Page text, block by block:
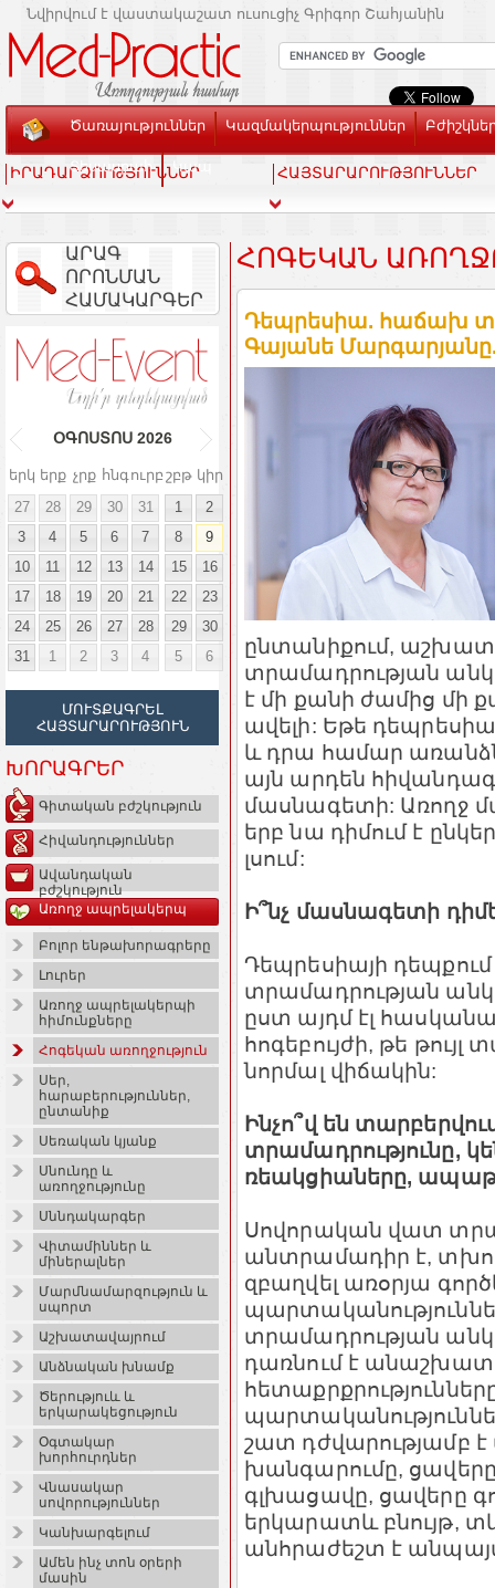
Նվիրվում է վաստակաշատ ուսուցիչ Գրիգոր Շահյանին
Ծառայություններ Կազմակերպություններ
Տեսասրահ Կապ
ԻՐԱԴԱՐՁՈՒԹՅՈՒՆՆԵՐ ՀԱՅՏԱՐԱՐՈՒԹՅՈՒՆՆԵՐ
ԱՐԱԳ
ՈՐՈՆՄԱՆ
ՀԱՄԱԿԱՐԳԵՐ
ՕԳՈՍՏՈՍ 2026
երկ երք չրք հնգուրբ շբթ կիր
27
28 29 30 31 1
2
3
4 5 6 7 8
9
10
11 12 13 14 15
16
17
18 19 20 21 22
23
24
25 26 27 28 29
30
31
1 2 3 4 5 6
ՄՈՒՏՔԱԳՐԵԼ
ՀԱՅՏԱՐԱՐՈՒԹՅՈՒՆ
ԽՈՐԱԳՐԵՐ
Գիտական բժշկություն
Հիվանդություններ
Ավանդական
բժշկություն
Առողջ ապրելակերպ
Բոլոր ենթախորագրերը
Լուրեր
Առողջ ապրելակերպի
հիմունքները
Հոգեկան առողջություն
Սեր,
հարաբերություններ,
ընտանիք
Սեռական կյանք
Սնունդը և
առողջությունը
Սննդակարգեր
Վիտամիններ և
միներալներ
Մարմնամարզություն և
սպորտ
Աշխատավայրում
Անձնական խնամք
Ծերություև և
երկարակեցություն
Օգտակար
խորհուրդներ
Վնասակար
սովորություններ
Կանխարգելում
Ամեն ինչ տոն օրերի
մասին
ՀՈԳԵԿԱՆ
Դեպրեսիա. հաճախ
Գայանե Մարգարյանը.
ընտանիքում,
տրամադրության
է մի քանի ժամից մի
ավելի: Եթե
և դրա համար
այն արդեն
մասնագետի: Առողջ
երբ նա դիմում է
լսում:
Ի՞նչ մասնագետի
Դեպրեսիայի
տրամադրության
ըստ այդմ էլ
հոգեբույժի, թե
նորմալ վիճակին:
Ինչո՞վ են
տրամադրությունը,
ռեակցիաները,
Սովորական վատ
անտրամադիր է,
զբաղվել առօրյա
տրամադրության
դառնում է
շատ դժվարությամբ է
խանգարումը,
գլխացավը, ցավերը
երկարատև բնույթ,
անհրաժեշտ է